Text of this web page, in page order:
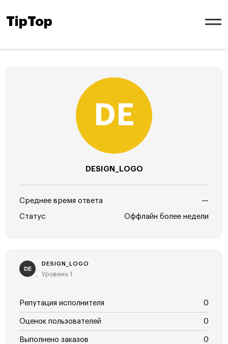
TipTop
DESIGN_LOGO
Среднее время ответа —
Статус Оффлайн более недели
DE
DESIGN_LOGO
Уровень 1
Репутация исполнителя 0
Оценок пользователей 0
Выполнено заказов 0